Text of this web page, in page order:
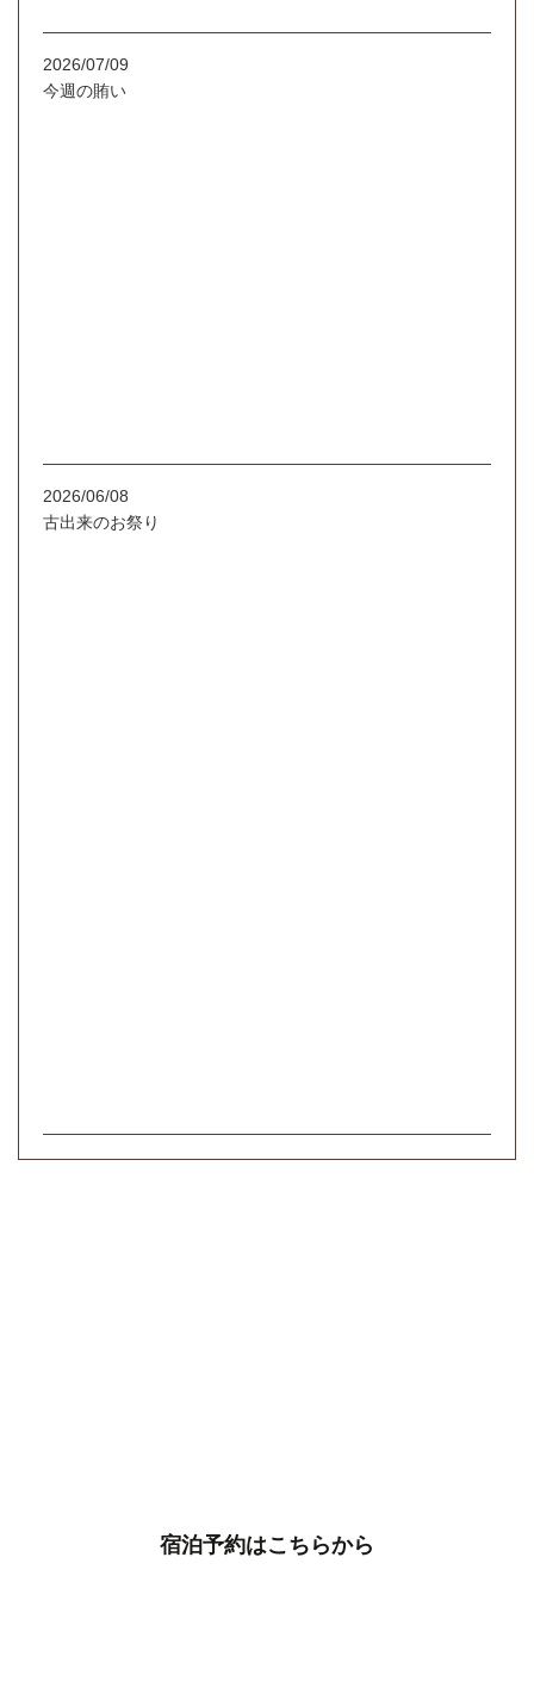
2026/07/09
今週の賄い
2026/06/08
古出来のお祭り
宿泊予約はこちらから